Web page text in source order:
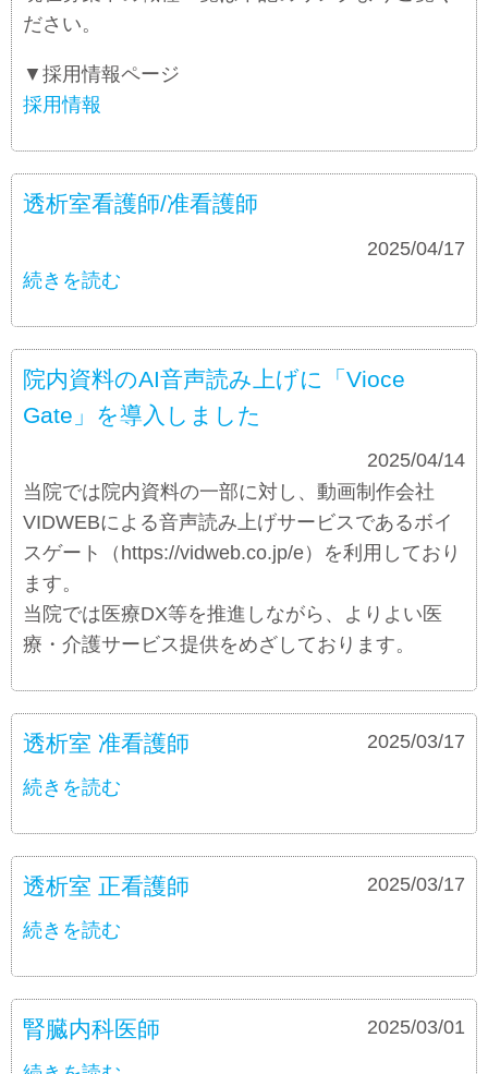
ださい。
▼採用情報ページ
採用情報
透析室看護師/准看護師
2025/04/17
続きを読む
院内資料のAI音声読み上げに「Vioce
Gate」を導入しました
2025/04/14
当院では院内資料の一部に対し、動画制作会社
VIDWEBによる音声読み上げサービスであるボイ
スゲート（https://vidweb.co.jp/e）を利用しており
ます。
当院では医療DX等を推進しながら、よりよい医
療・介護サービス提供をめざしております。
透析室 准看護師 2025/03/17
続きを読む
透析室 正看護師 2025/03/17
続きを読む
腎臓内科医師 2025/03/01